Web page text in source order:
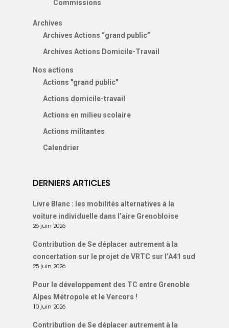
Commissions
Archives
Archives Actions “grand public”
Archives Actions Domicile-Travail
Nos actions
Actions "grand public"
Actions domicile-travail
Actions en milieu scolaire
Actions militantes
Calendrier
DERNIERS ARTICLES
Livre Blanc : les mobilités alternatives à la
voiture individuelle dans l’aire Grenobloise
26 juin 2026
Contribution de Se déplacer autrement à la
concertation sur le projet de VRTC sur l’A41 sud
25 juin 2026
Pour le développement des TC entre Grenoble
Alpes Métropole et le Vercors !
10 juin 2026
Contribution de Se déplacer autrement à la